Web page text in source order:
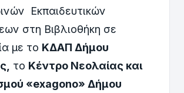
Εκπαιδευτικών
στη Βιβλιοθήκη σε
με το ΚΔΑΠ Δήμου
το Κέντρο Νεολαίας και
«exagono» Δήμου